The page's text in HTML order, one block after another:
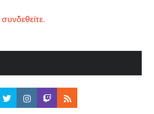
συνδεθείτε